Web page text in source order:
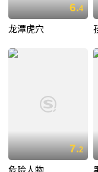
6.4
龙潭虎穴
7.2